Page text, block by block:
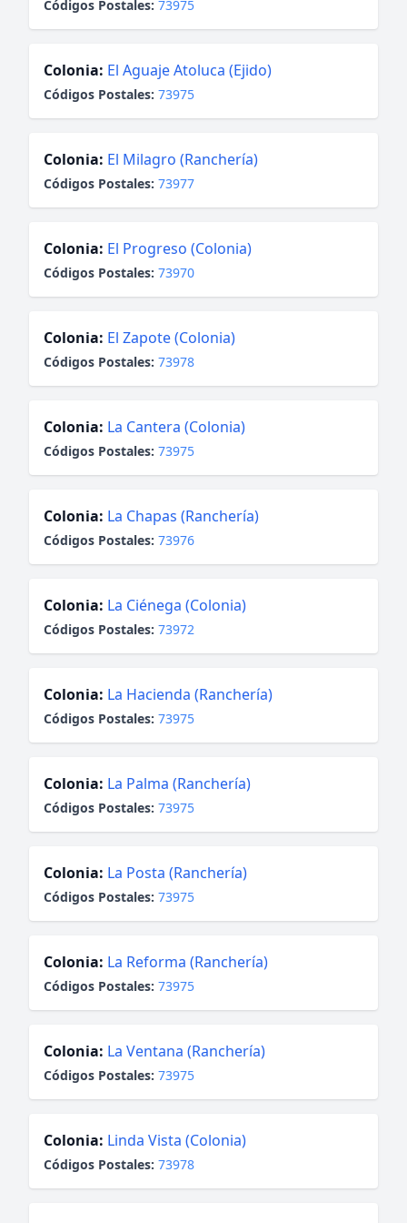
Códigos Postales: 73975
Colonia: El Aguaje Atoluca (Ejido)
Códigos Postales: 73975
Colonia: El Milagro (Ranchería)
Códigos Postales: 73977
Colonia: El Progreso (Colonia)
Códigos Postales: 73970
Colonia: El Zapote (Colonia)
Códigos Postales: 73978
Colonia: La Cantera (Colonia)
Códigos Postales: 73975
Colonia: La Chapas (Ranchería)
Códigos Postales: 73976
Colonia: La Ciénega (Colonia)
Códigos Postales: 73972
Colonia: La Hacienda (Ranchería)
Códigos Postales: 73975
Colonia: La Palma (Ranchería)
Códigos Postales: 73975
Colonia: La Posta (Ranchería)
Códigos Postales: 73975
Colonia: La Reforma (Ranchería)
Códigos Postales: 73975
Colonia: La Ventana (Ranchería)
Códigos Postales: 73975
Colonia: Linda Vista (Colonia)
Códigos Postales: 73978